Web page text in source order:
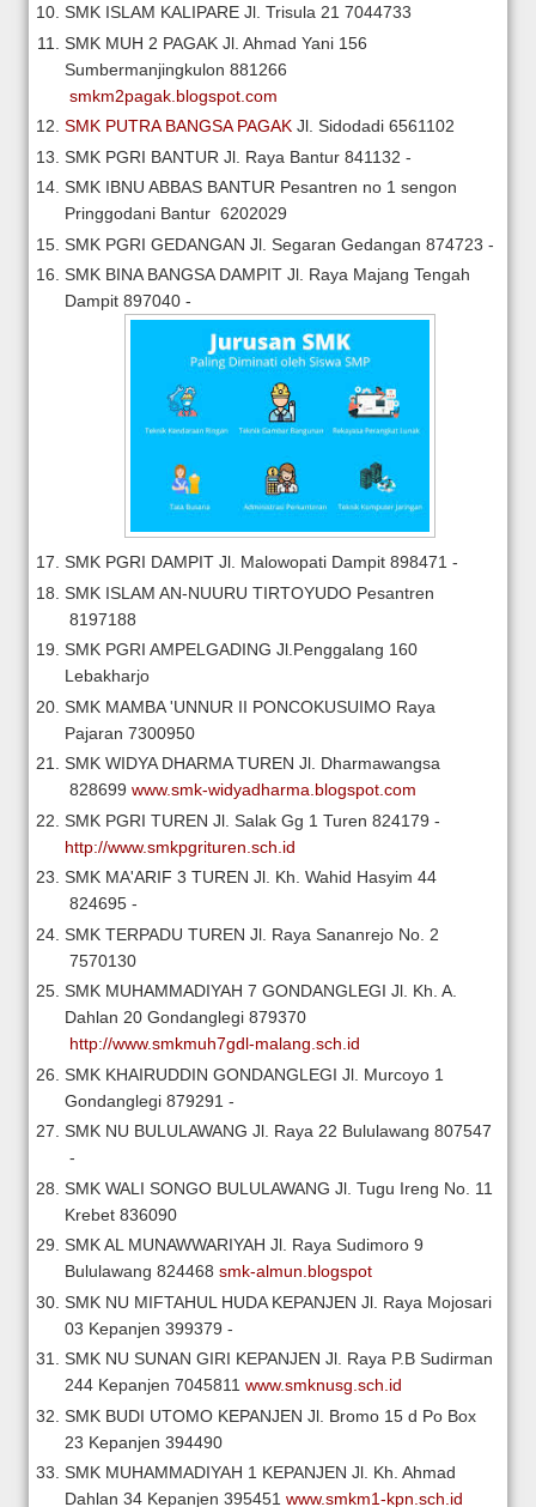
SMK ISLAM KALIPARE Jl. Trisula 21 7044733
SMK MUH 2 PAGAK Jl. Ahmad Yani 156
Sumbermanjingkulon 881266
smkm2pagak.blogspot.com
SMK PUTRA BANGSA PAGAK Jl. Sidodadi 6561102
SMK PGRI BANTUR Jl. Raya Bantur 841132 -
SMK IBNU ABBAS BANTUR Pesantren no 1 sengon
Pringgodani Bantur 6202029
SMK PGRI GEDANGAN Jl. Segaran Gedangan 874723 -
SMK BINA BANGSA DAMPIT Jl. Raya Majang Tengah
Dampit 897040 -
SMK PGRI DAMPIT Jl. Malowopati Dampit 898471 -
SMK ISLAM AN-NUURU TIRTOYUDO Pesantren
8197188
SMK PGRI AMPELGADING Jl.Penggalang 160
Lebakharjo
SMK MAMBA 'UNNUR II PONCOKUSUIMO Raya
Pajaran 7300950
SMK WIDYA DHARMA TUREN Jl. Dharmawangsa
828699 www.smk-widyadharma.blogspot.com
SMK PGRI TUREN Jl. Salak Gg 1 Turen 824179 -
http://www.smkpgrituren.sch.id
SMK MA'ARIF 3 TUREN Jl. Kh. Wahid Hasyim 44
824695 -
SMK TERPADU TUREN Jl. Raya Sananrejo No. 2
7570130
SMK MUHAMMADIYAH 7 GONDANGLEGI Jl. Kh. A.
Dahlan 20 Gondanglegi 879370
http://www.smkmuh7gdl-malang.sch.id
SMK KHAIRUDDIN GONDANGLEGI Jl. Murcoyo 1
Gondanglegi 879291 -
SMK NU BULULAWANG Jl. Raya 22 Bululawang 807547
-
SMK WALI SONGO BULULAWANG Jl. Tugu Ireng No. 11
Krebet 836090
SMK AL MUNAWWARIYAH Jl. Raya Sudimoro 9
Bululawang 824468 smk-almun.blogspot
SMK NU MIFTAHUL HUDA KEPANJEN Jl. Raya Mojosari
03 Kepanjen 399379 -
SMK NU SUNAN GIRI KEPANJEN Jl. Raya P.B Sudirman
244 Kepanjen 7045811 www.smknusg.sch.id
SMK BUDI UTOMO KEPANJEN Jl. Bromo 15 d Po Box
23 Kepanjen 394490
SMK MUHAMMADIYAH 1 KEPANJEN Jl. Kh. Ahmad
Dahlan 34 Kepanjen 395451 www.smkm1-kpn.sch.id